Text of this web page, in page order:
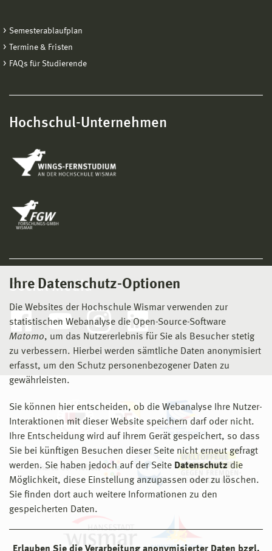
Ihre Datenschutz-Optionen
Die Websites der Hochschule Wismar verwenden zur
statistischen Webanalyse die Open-Source-Software
Matomo, um das Nutzererlebnis für Sie als Besucher stetig
zu verbessern. Hierbei werden sämtliche Daten anonymisiert
erfasst, um den Schutz personenbezogener Daten zu
gewährleisten.
Sie können hier entscheiden, ob die Webanalyse Ihre Nutzer-
Interaktionen mit dieser Website speichern darf oder nicht.
Ihre Entscheidung wird auf ihrem Gerät gespeichert, so dass
Sie bei künftigen Besuchen dieser Seite nicht erneut gefragt
werden. Sie haben jedoch auf der Seite Datenschutz die
Möglichkeit, diese Einstellung anzupassen oder zu löschen.
Sie finden dort auch weitere Informationen zu den
gespeicherten Daten.
Semesterablaufplan
Termine & Fristen
FAQs für Studierende
Hochschul-Unternehmen
Social Media